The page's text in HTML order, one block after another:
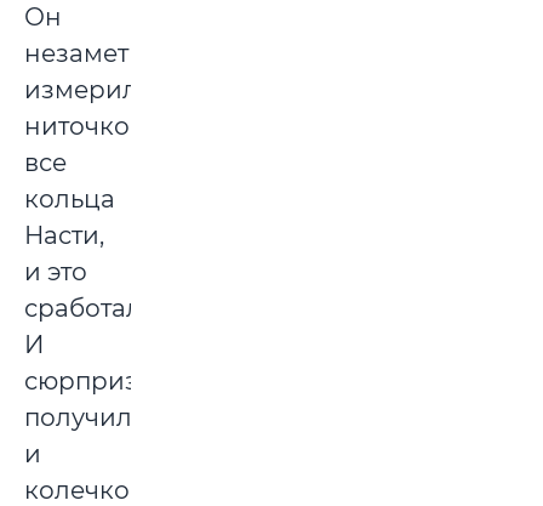
Он
незаметно
измерил
ниточкой
все
кольца
Насти,
и это
сработало!
И
сюрприз
получился,
и
колечко